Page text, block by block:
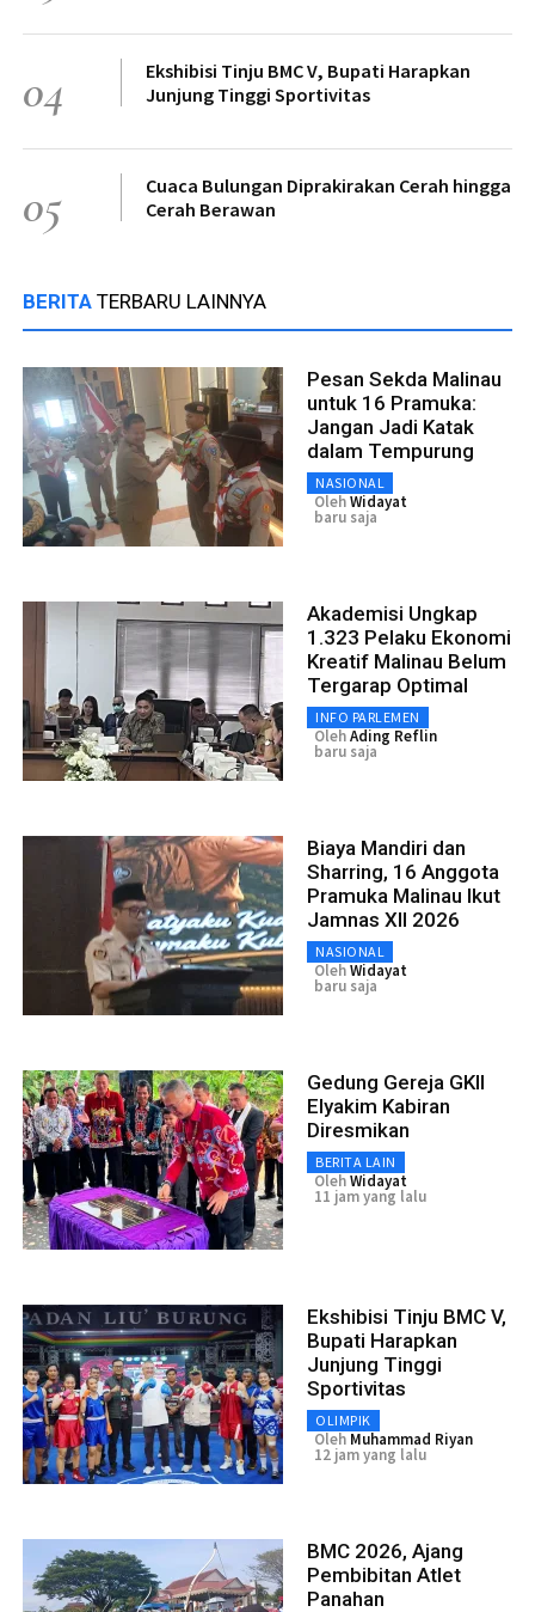
04
Ekshibisi Tinju BMC V, Bupati Harapkan
Junjung Tinggi Sportivitas
05
Cuaca Bulungan Diprakirakan Cerah hingga
Cerah Berawan
BERITA TERBARU LAINNYA
Pesan Sekda Malinau
untuk 16 Pramuka:
Jangan Jadi Katak
dalam Tempurung
NASIONAL
OlehWidayat
baru saja
Akademisi Ungkap
1.323 Pelaku Ekonomi
Kreatif Malinau Belum
Tergarap Optimal
INFO PARLEMEN
OlehAding Reflin
baru saja
Biaya Mandiri dan
Sharring, 16 Anggota
Pramuka Malinau Ikut
Jamnas XII 2026
NASIONAL
OlehWidayat
baru saja
Gedung Gereja GKII
Elyakim Kabiran
Diresmikan
BERITA LAIN
OlehWidayat
11 jam yang lalu
Ekshibisi Tinju BMC V,
Bupati Harapkan
Junjung Tinggi
Sportivitas
OLIMPIK
Oleh Muhammad Riyan
12 jam yang lalu
BMC 2026, Ajang
Pembibitan Atlet
Panahan